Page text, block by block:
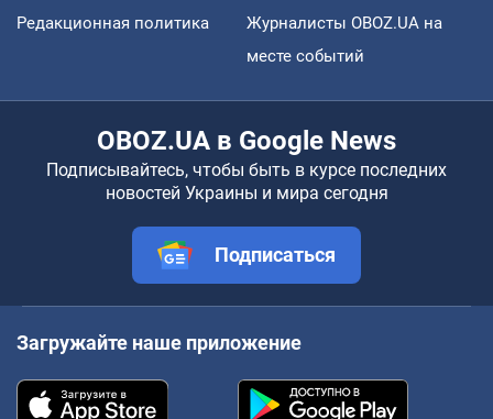
Редакционная политика
Журналисты OBOZ.UA на
месте событий
OBOZ.UA в Google News
Подписывайтесь, чтобы быть в курсе последних
новостей Украины и мира сегодня
Подписаться
Загружайте наше приложение